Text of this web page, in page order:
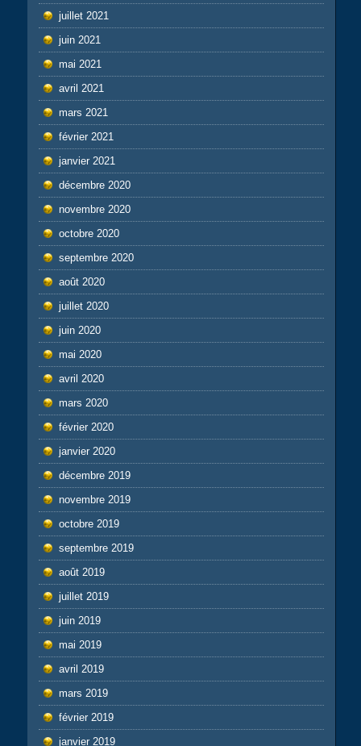
juillet 2021
juin 2021
mai 2021
avril 2021
mars 2021
février 2021
janvier 2021
décembre 2020
novembre 2020
octobre 2020
septembre 2020
août 2020
juillet 2020
juin 2020
mai 2020
avril 2020
mars 2020
février 2020
janvier 2020
décembre 2019
novembre 2019
octobre 2019
septembre 2019
août 2019
juillet 2019
juin 2019
mai 2019
avril 2019
mars 2019
février 2019
janvier 2019